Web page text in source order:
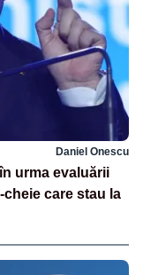
Daniel Onescu
urma evaluării
cheie care stau la